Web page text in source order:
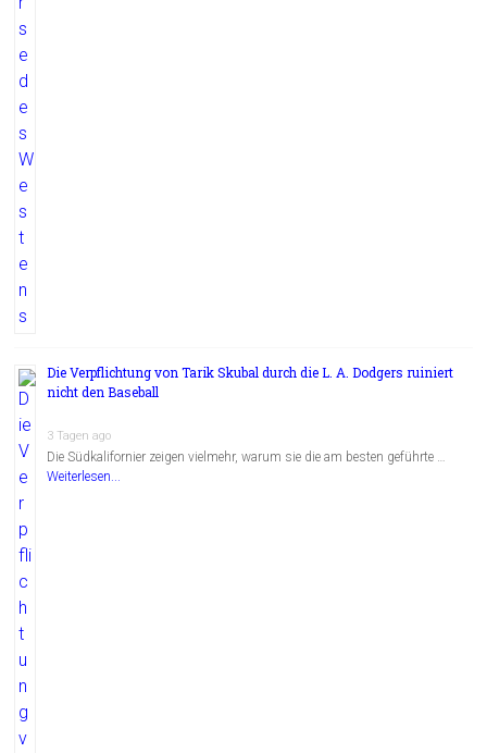
Die Verpflichtung von Tarik Skubal durch die L. A. Dodgers ruiniert
nicht den Baseball
3 Tagen ago
Die Südkalifornier zeigen vielmehr, warum sie die am besten geführte …
Weiterlesen...